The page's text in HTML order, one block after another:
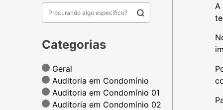
Categorias
Geral
Auditoria em Condomínio
Auditoria em Condomínio 01
Auditoria em Condomínio 02
A